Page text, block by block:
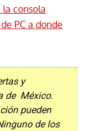
consola
PC a donde
y
de México.
pueden
de los